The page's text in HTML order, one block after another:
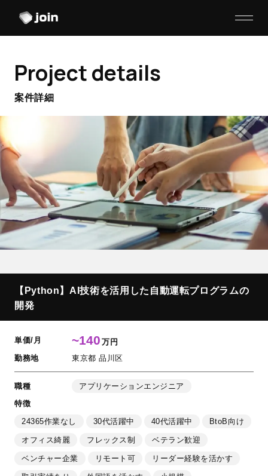
Project details
案件詳細
【Python】AI技術を活用した自動運転プログラムの
開発
単価/月 ~140 万円
勤務地
東京都 品川区
職種
アプリケーションエンジニア
特徴
24365作業なし
30代活躍中 40代活躍中 BtoB向け
オフィス綺麗 フレックス制 ベテラン歓迎
ベンチャー企業 リモート可 リーダー経験を活かす